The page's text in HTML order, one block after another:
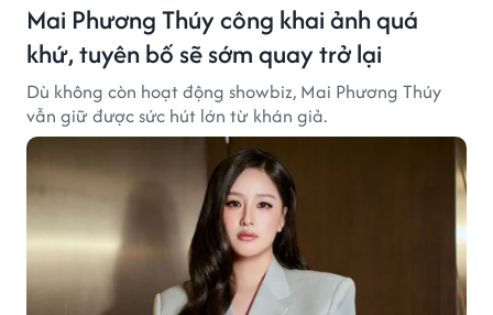
Mai Phương Thúy công khai ảnh quá
khứ, tuyên bố sẽ sớm quay trở lại
Dù không còn hoạt động showbiz, Mai Phương Thúy
vẫn giữ được sức hút lớn từ khán giả.